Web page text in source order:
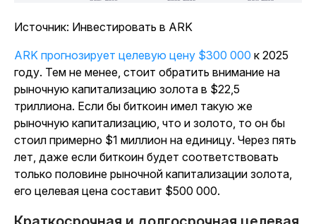
Источник: Инвестировать в ARK
ARK прогнозирует целевую цену $300 000 к 2025
году. Тем не менее, стоит обратить внимание на
рыночную капитализацию золота в $22,5
триллиона. Если бы биткоин имел такую же
рыночную капитализацию, что и золото, то он бы
стоил примерно $1 миллион на единицу. Через пять
лет, даже если биткоин будет соответствовать
только половине рыночной капитализации золота,
его целевая цена составит $500 000.